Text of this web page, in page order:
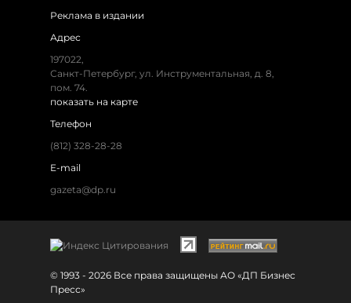
Реклама в издании
Адрес
197022,
Санкт-Петербург, ул. Инструментальная, д. 8,
пом. 74.
показать на карте
Телефон
(812) 328-28-28
E-mail
gazeta@dp.ru
© 1993 - 2026 Все права защищены АО «ДП Бизнес
Пресс»